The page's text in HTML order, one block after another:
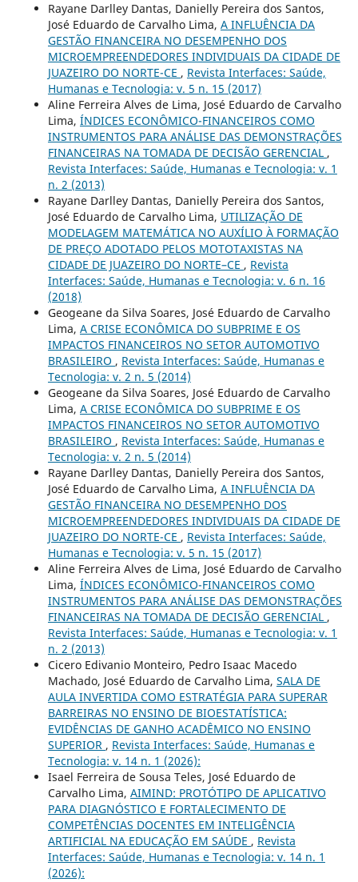
Rayane Darlley Dantas, Danielly Pereira dos Santos,
José Eduardo de Carvalho Lima, A INFLUÊNCIA DA
GESTÃO FINANCEIRA NO DESEMPENHO DOS
MICROEMPREENDEDORES INDIVIDUAIS DA CIDADE DE
JUAZEIRO DO NORTE-CE , Revista Interfaces: Saúde,
Humanas e Tecnologia: v. 5 n. 15 (2017)
Aline Ferreira Alves de Lima, José Eduardo de Carvalho
Lima, ÍNDICES ECONÔMICO-FINANCEIROS COMO
INSTRUMENTOS PARA ANÁLISE DAS DEMONSTRAÇÕES
FINANCEIRAS NA TOMADA DE DECISÃO GERENCIAL ,
Revista Interfaces: Saúde, Humanas e Tecnologia: v. 1
n. 2 (2013)
Rayane Darlley Dantas, Danielly Pereira dos Santos,
José Eduardo de Carvalho Lima, UTILIZAÇÃO DE
MODELAGEM MATEMÁTICA NO AUXÍLIO À FORMAÇÃO
DE PREÇO ADOTADO PELOS MOTOTAXISTAS NA
CIDADE DE JUAZEIRO DO NORTE–CE , Revista
Interfaces: Saúde, Humanas e Tecnologia: v. 6 n. 16
(2018)
Geogeane da Silva Soares, José Eduardo de Carvalho
Lima, A CRISE ECONÔMICA DO SUBPRIME E OS
IMPACTOS FINANCEIROS NO SETOR AUTOMOTIVO
BRASILEIRO , Revista Interfaces: Saúde, Humanas e
Tecnologia: v. 2 n. 5 (2014)
Geogeane da Silva Soares, José Eduardo de Carvalho
Lima, A CRISE ECONÔMICA DO SUBPRIME E OS
IMPACTOS FINANCEIROS NO SETOR AUTOMOTIVO
BRASILEIRO , Revista Interfaces: Saúde, Humanas e
Tecnologia: v. 2 n. 5 (2014)
Rayane Darlley Dantas, Danielly Pereira dos Santos,
José Eduardo de Carvalho Lima, A INFLUÊNCIA DA
GESTÃO FINANCEIRA NO DESEMPENHO DOS
MICROEMPREENDEDORES INDIVIDUAIS DA CIDADE DE
JUAZEIRO DO NORTE-CE , Revista Interfaces: Saúde,
Humanas e Tecnologia: v. 5 n. 15 (2017)
Aline Ferreira Alves de Lima, José Eduardo de Carvalho
Lima, ÍNDICES ECONÔMICO-FINANCEIROS COMO
INSTRUMENTOS PARA ANÁLISE DAS DEMONSTRAÇÕES
FINANCEIRAS NA TOMADA DE DECISÃO GERENCIAL ,
Revista Interfaces: Saúde, Humanas e Tecnologia: v. 1
n. 2 (2013)
Cicero Edivanio Monteiro, Pedro Isaac Macedo
Machado, José Eduardo de Carvalho Lima, SALA DE
AULA INVERTIDA COMO ESTRATÉGIA PARA SUPERAR
BARREIRAS NO ENSINO DE BIOESTATÍSTICA:
EVIDÊNCIAS DE GANHO ACADÊMICO NO ENSINO
SUPERIOR , Revista Interfaces: Saúde, Humanas e
Tecnologia: v. 14 n. 1 (2026):
Isael Ferreira de Sousa Teles, José Eduardo de
Carvalho Lima, AIMIND: PROTÓTIPO DE APLICATIVO
PARA DIAGNÓSTICO E FORTALECIMENTO DE
COMPETÊNCIAS DOCENTES EM INTELIGÊNCIA
ARTIFICIAL NA EDUCAÇÃO EM SAÚDE , Revista
Interfaces: Saúde, Humanas e Tecnologia: v. 14 n. 1
(2026):